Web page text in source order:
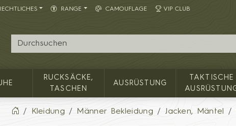
RANGE CAMOUFLAGE VIP CLUB
RANGE
RUCKSÄCKE,
TASCHEN
AUSRÜSTUNG
TAKTISCHE
Kleidung Männer Bekleidung Jacken, Mäntel